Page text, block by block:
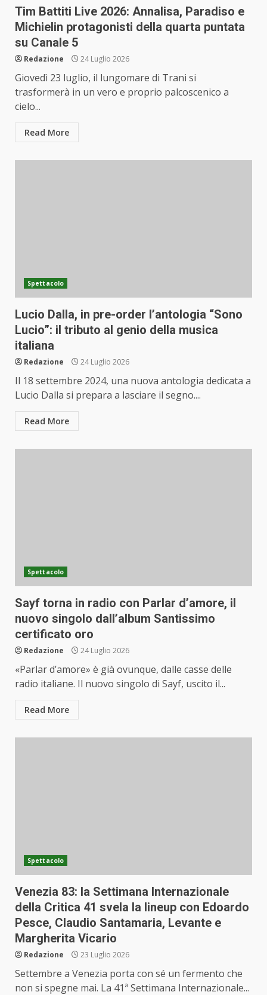
Tim Battiti Live 2026: Annalisa, Paradiso e
Michielin protagonisti della quarta puntata
su Canale 5
Redazione 24 Luglio 2026
Giovedì 23 luglio, il lungomare di Trani si
trasformerà in un vero e proprio palcoscenico a
cielo...
Read More
Spettacolo
Lucio Dalla, in pre-order l’antologia “Sono
Lucio”: il tributo al genio della musica
italiana
Redazione 24 Luglio 2026
Il 18 settembre 2024, una nuova antologia dedicata a
Lucio Dalla si prepara a lasciare il segno....
Read More
Spettacolo
Sayf torna in radio con Parlar d’amore, il
nuovo singolo dall’album Santissimo
certificato oro
Redazione 24 Luglio 2026
«Parlar d’amore» è già ovunque, dalle casse delle
radio italiane. Il nuovo singolo di Sayf, uscito il...
Read More
Spettacolo
Venezia 83: la Settimana Internazionale
della Critica 41 svela la lineup con Edoardo
Pesce, Claudio Santamaria, Levante e
Margherita Vicario
Redazione 23 Luglio 2026
Settembre a Venezia porta con sé un fermento che
non si spegne mai. La 41ª Settimana Internazionale...